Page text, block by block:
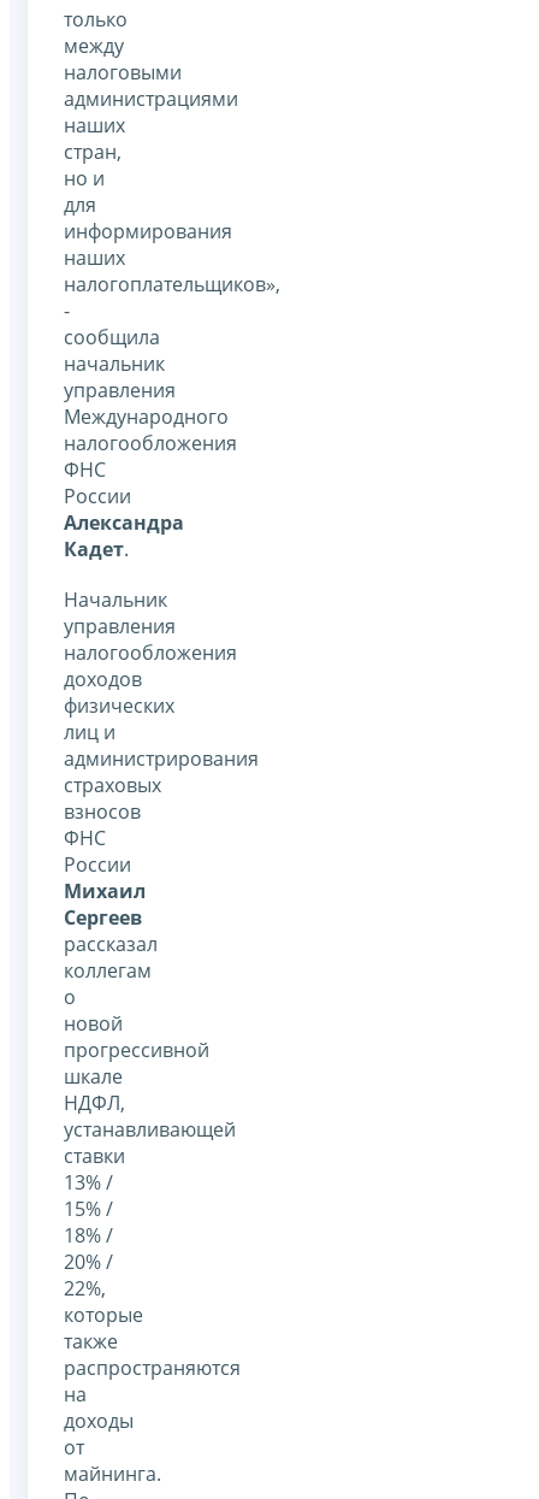
только
между
налоговыми
администрациями
наших
стран,
но и
для
информирования
наших
налогоплательщиков»,
-
сообщила
начальник
управления
Международного
налогообложения
ФНС
России
Александра
Кадет.
Начальник
управления
налогообложения
доходов
физических
лиц и
администрирования
страховых
взносов
ФНС
России
Михаил
Сергеев
рассказал
коллегам
о
новой
прогрессивной
шкале
НДФЛ,
устанавливающей
ставки
13% /
15% /
18% /
20% /
22%,
которые
также
распространяются
на
доходы
от
майнинга.